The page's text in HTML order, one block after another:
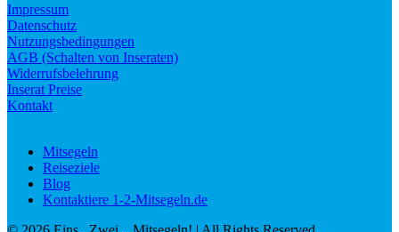
Impressum
Datenschutz
Nutzungsbedingungen
AGB (Schalten von Inseraten)
Widerrufsbelehrung
Inserat Preise
Kontakt
Mitsegeln
Reiseziele
Blog
Kontaktiere 1-2-Mitsegeln.de